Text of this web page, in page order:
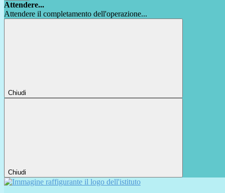
Attendere...
Attendere il completamento dell'operazione...
Chiudi
Chiudi